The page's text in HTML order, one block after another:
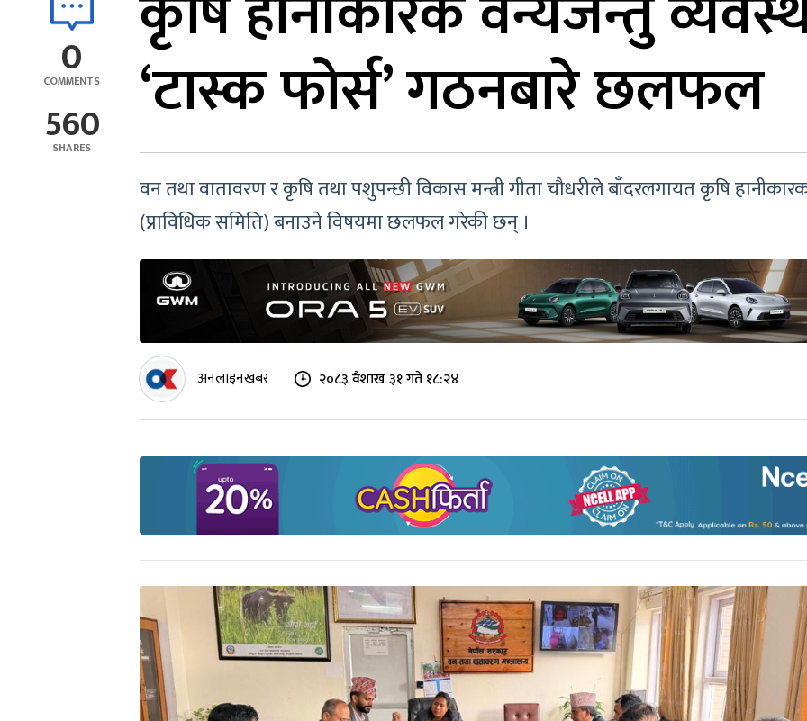
0
COMMENTS
560
SHARES
‘टास्क फोर्स’ गठनबारे छलफल
वन तथा वातावरण र कृषि तथा पशुपन्छी विकास मन्त्री गीता चौधरीले बाँदरलगायत कृषि
(प्राविधिक समिति) बनाउने विषयमा छलफल गरेकी छन् ।
अनलाइनखबर २०८३ वैशाख ३१ गते १८:२४